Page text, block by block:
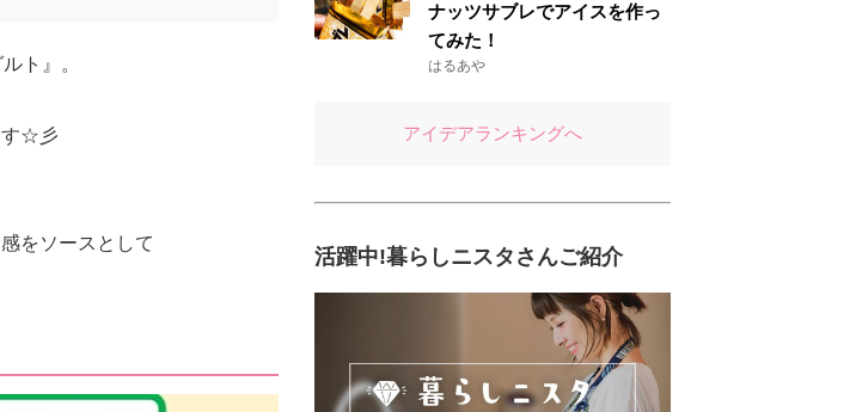
ト』。
す☆彡
をソースとして
ナッツサブレでアイスを作っ
てみた！
はるあや
アイデアランキングへ
活躍中!暮らしニスタさんご紹介